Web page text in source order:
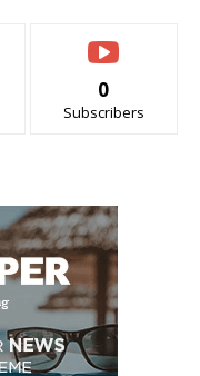
0
Subscribers